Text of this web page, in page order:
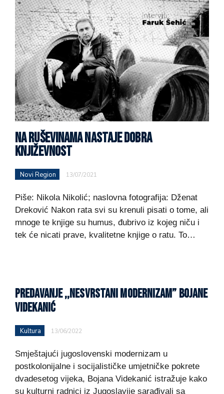
NA RUŠEVINAMA NASTAJE DOBRA
KNJIŽEVNOST
Novi Region 13/07/2021
Piše: Nikola Nikolić; naslovna fotografija: Dženat
Dreković Nakon rata svi su krenuli pisati o tome, ali
mnoge te knjige su humus, đubrivo iz kojeg niču i
tek će nicati prave, kvalitetne knjige o ratu. To…
PREDAVANJE ,,NESVRSTANI MODERNIZAM” BOJANE
VIDEKANIĆ
Kultura 13/06/2022
Smještajući jugoslovenski modernizam u
postkolonijalne i socijalističke umjetničke pokrete
dvadesetog vijeka, Bojana Videkanić istražuje kako
su kulturni radnici iz Jugoslavije sarađivali sa